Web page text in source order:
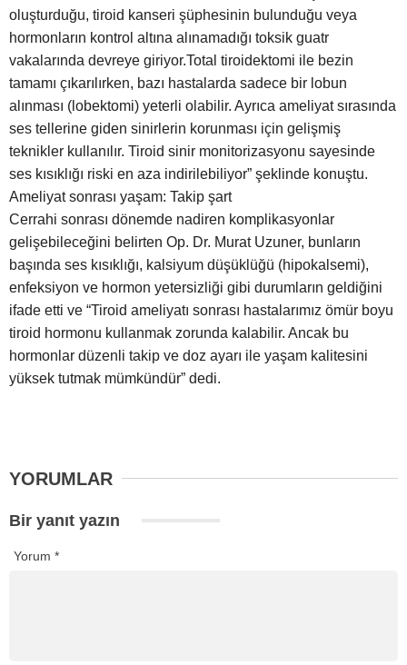
oluşturduğu, tiroid kanseri şüphesinin bulunduğu veya
hormonların kontrol altına alınamadığı toksik guatr
vakalarında devreye giriyor.Total tiroidektomi ile bezin
tamamı çıkarılırken, bazı hastalarda sadece bir lobun
alınması (lobektomi) yeterli olabilir. Ayrıca ameliyat sırasında
ses tellerine giden sinirlerin korunması için gelişmiş
teknikler kullanılır. Tiroid sinir monitorizasyonu sayesinde
ses kısıklığı riski en aza indirilebiliyor” şeklinde konuştu.
Ameliyat sonrası yaşam: Takip şart
Cerrahi sonrası dönemde nadiren komplikasyonlar
gelişebileceğini belirten Op. Dr. Murat Uzuner, bunların
başında ses kısıklığı, kalsiyum düşüklüğü (hipokalsemi),
enfeksiyon ve hormon yetersizliği gibi durumların geldiğini
ifade etti ve “Tiroid ameliyatı sonrası hastalarımız ömür boyu
tiroid hormonu kullanmak zorunda kalabilir. Ancak bu
hormonlar düzenli takip ve doz ayarı ile yaşam kalitesini
yüksek tutmak mümkündür” dedi.
YORUMLAR
Bir yanıt yazın
Yorum *